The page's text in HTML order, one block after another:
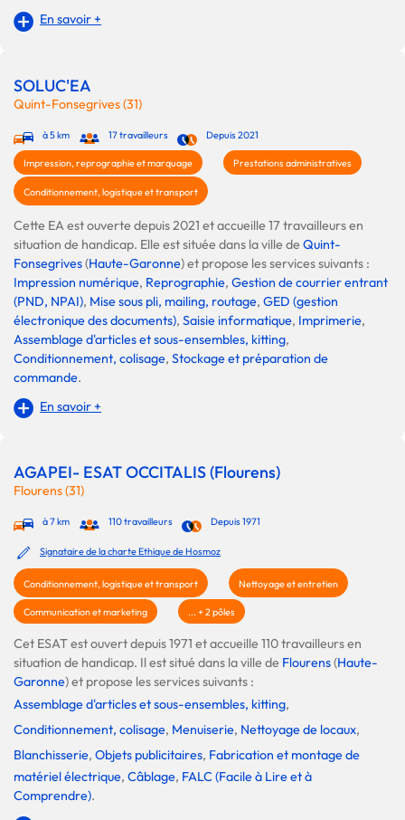
En savoir +
SOLUC'EA
Quint-Fonsegrives (31)
à 5 km 17 travailleurs Depuis 2021
Impression, reprographie et marquage Prestations administratives
Conditionnement, logistique et transport
Cette EA est ouverte depuis 2021 et accueille 17 travailleurs en
situation de handicap. Elle est située dans la ville deQuint-
Fonsegrives(Haute-Garonne) et propose les services suivants :
Impression numérique, Reprographie, Gestion de courrier entrant
(PND, NPAI), Mise sous pli, mailing, routage, GED (gestion
électronique des documents), Saisie informatique, Imprimerie,
Assemblage d'articles et sous-ensembles, kitting,
Conditionnement, colisage, Stockage et préparation de
commande.
En savoir +
AGAPEI- ESAT OCCITALIS (Flourens)
Flourens (31)
à 7 km 110 travailleurs Depuis 1971
Signataire de la charte Ethique de Hosmoz
Conditionnement, logistique et transport Nettoyage et entretien
Communication et marketing ... + 2 pôles
Cet ESAT est ouvert depuis 1971 et accueille 110 travailleurs en
situation de handicap. Il est situé dans la ville de Flourens(Haute-
Garonne) et propose les services suivants :
Assemblage d'articles et sous-ensembles, kitting,
Conditionnement, colisage, Menuiserie, Nettoyage de locaux,
Blanchisserie, Objets publicitaires, Fabrication et montage de
matériel électrique, Câblage, FALC (Facile à Lire et à
Comprendre).